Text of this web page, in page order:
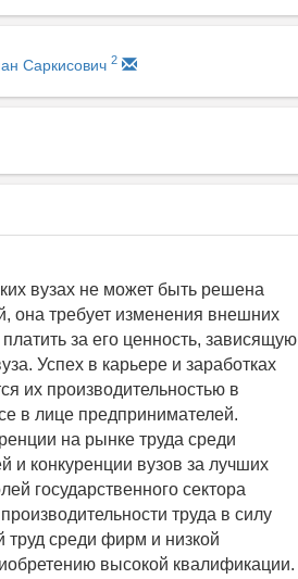
Саркисович 2
вузах не может быть решена
она требует изменения внешних
за его ценность, зависящую
Успех в карьере и заработках
их производительностью в
в лице предпринимателей.
на рынке труда среди
и конкуренции вузов за лучших
государственного сектора
труда в силу
труд среди фирм и низкой
высокой квалификации.